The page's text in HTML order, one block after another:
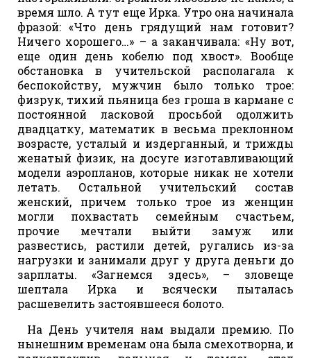
время шло. А тут еще Ирка. Утро она начинала
фразой: «Что день грядущий нам готовит?
Ничего хорошего…» – а заканчивала: «Ну вот,
еще один день кобелю под хвост». Вообще
обстановка в учительской располагала к
беспокойству, мужчин было только трое:
физрук, тихий пьяница без гроша в кармане с
постоянной ласковой просьбой одолжить
двадцатку, математик в весьма преклонном
возрасте, усталый и издерганный, и трижды
женатый физик, на досуге изготавливающий
модели аэропланов, которые никак не хотели
летать. Остальной учительский состав
женский, причем только трое из женщин
могли похвастать семейным счастьем,
прочие мечтали выйти замуж или
развестись, растили детей, ругались из-за
нагрузки и занимали друг у друга деньги до
зарплаты. «Загнемся здесь», – зловеще
шептала Ирка и всячески пыталась
расшевелить застоявшееся болото.
На День учителя нам выдали премию. По
нынешним временам она была смехотворна, и